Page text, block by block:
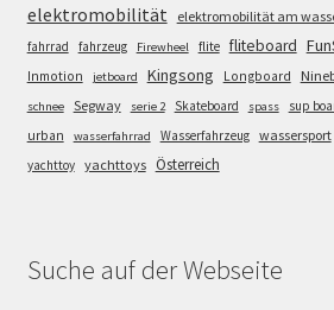
elektromobilität elektromobilität am
fahrrad
fahrzeug Firewheel flite fliteboard
Inmotion jetboard Kingsong Longboard
schnee Segway serie 2 Skateboard spass sup
urban wasserfahrrad Wasserfahrzeug wassersport
yachttoy yachttoys Österreich
Suche auf der Webseite